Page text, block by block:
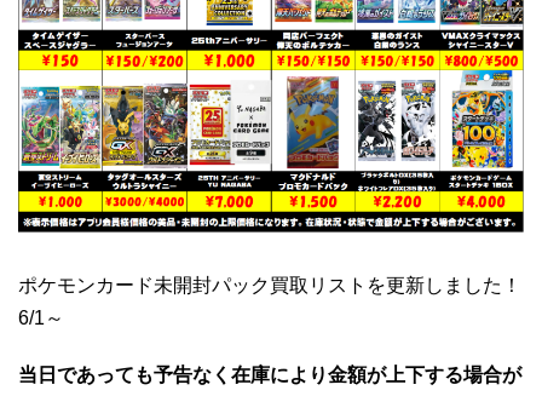
ポケモンカード未開封パック買取リストを更新しました！
6/1～
当日であっても予告なく在庫により金額が上下する場合が